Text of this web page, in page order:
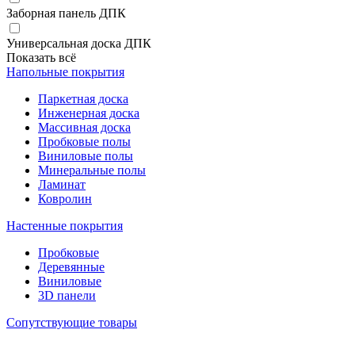
Заборная панель ДПК
Универсальная доска ДПК
Показать всё
Напольные покрытия
Паркетная доска
Инженерная доска
Массивная доска
Пробковые полы
Виниловые полы
Минеральные полы
Ламинат
Ковролин
Настенные покрытия
Пробковые
Деревянные
Виниловые
3D панели
Сопутствующие товары